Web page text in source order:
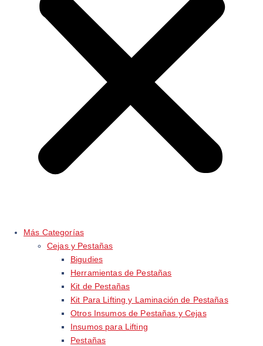
Más Categorías
Cejas y Pestañas
Bigudies
Herramientas de Pestañas
Kit de Pestañas
Kit Para Lifting y Laminación de Pestañas
Otros Insumos de Pestañas y Cejas
Insumos para Lifting
Pestañas